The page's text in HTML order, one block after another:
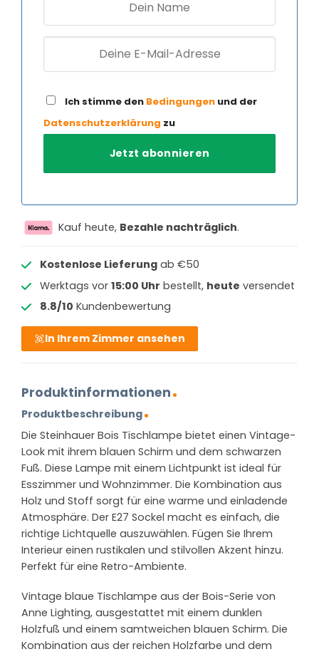
Ich stimme den Bedingungen und der
Datenschutzerklärung zu
Kauf heute, Bezahle nachträglich.
Kostenlose Lieferungab €50
Werktags vor 15:00 Uhr bestellt, heute versendet
8.8/10 Kundenbewertung
In Ihrem Zimmer ansehen
Produktinformationen
Produktbeschreibung
Die Steinhauer Bois Tischlampe bietet einen Vintage-
Look mit ihrem blauen Schirm und dem schwarzen
Fuß. Diese Lampe mit einem Lichtpunkt ist ideal für
Esszimmer und Wohnzimmer. Die Kombination aus
Holz und Stoff sorgt für eine warme und einladende
Atmosphäre. Der E27 Sockel macht es einfach, die
richtige Lichtquelle auszuwählen. Fügen Sie Ihrem
Interieur einen rustikalen und stilvollen Akzent hinzu.
Perfekt für eine Retro-Ambiente.
Vintage blaue Tischlampe aus der Bois-Serie von
Anne Lighting, ausgestattet mit einem dunklen
Holzfuß und einem samtweichen blauen Schirm. Die
Kombination aus der reichen Holzfarbe und dem